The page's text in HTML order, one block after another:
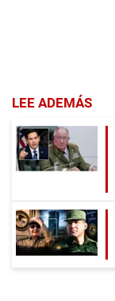
LEE ADEMÁS